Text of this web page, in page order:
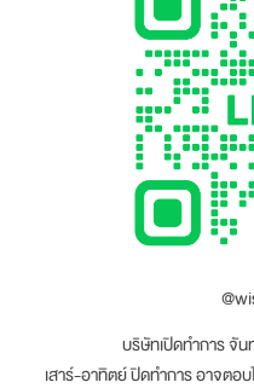
บริษัทเปิดทำการ จั
เสาร์-อาทิตย์ ปิดทำการ อาจตอ